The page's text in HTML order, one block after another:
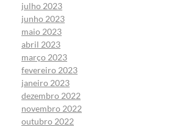
julho 2023
junho 2023
maio 2023
abril 2023
março 2023
fevereiro 2023
janeiro 2023
dezembro 2022
novembro 2022
outubro 2022